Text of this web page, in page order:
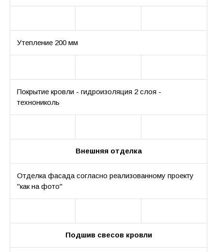
Утепление 200 мм
Покрытие кровли - гидроизоляция 2 слоя -
технониколь
Внешняя отделка
Отделка фасада согласно реализованному проекту
"как на фото"
Подшив свесов кровли